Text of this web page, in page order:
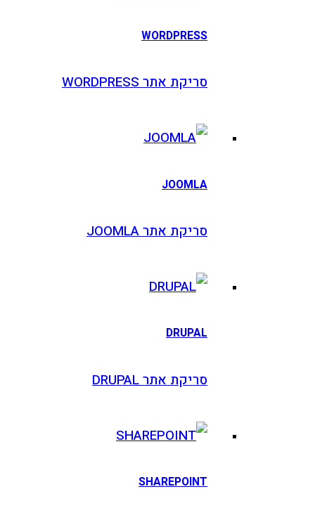
WORDPRESS
סריקת אתר WORDPRESS
JOOMLA
סריקת אתר JOOMLA
DRUPAL
סריקת אתר DRUPAL
SHAREPOINT